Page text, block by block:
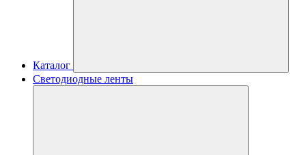
Каталог
Светодиодные ленты